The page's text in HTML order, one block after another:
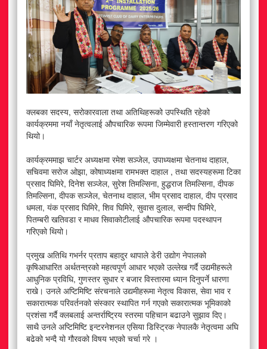
क्लबका सदस्य, सरोकारवाला तथा अतिथिहरूको उपस्थिति रहेको
कार्यक्रममा नयाँ नेतृत्वलाई औपचारिक रूपमा जिम्मेवारी हस्तान्तरण गरिएको
थियो।
कार्यक्रममाझ चार्टर अध्यक्षमा रमेश सञ्जेल, उपाध्यक्षमा चेतनाथ दाहाल,
सचिवमा सरोज ओझा, कोषाध्यक्षमा रामभक्त दाहाल , तथा सदस्यहरूमा टिका
प्रसाद घिमिरे, दिनेश सञ्जेल, सुरेश तिमल्सिना, हुद्धराज तिमल्सिना, दीपक
तिमल्सिना, दीपक सञ्जेल, चेतनाथ दाहाल, भीम प्रसाद दाहाल, दीप प्रसाद
धमला, यंक प्रसाद घिमिरे, शिव घिमिरे, सुवास दुलाल, सन्दीप घिमिरे,
पितम्बरी खतिवडा र माधव सिवाकोटीलाई औपचारिक रूपमा पदस्थापन
गरिएको थियो।
प्रमुख अतिथि गभर्नर प्रताप बहादुर थापाले डेरी उद्योग नेपालको
कृषिआधारित अर्थतन्त्रको महत्वपूर्ण आधार भएको उल्लेख गर्दै उद्यमीहरूले
आधुनिक प्रविधि, गुणस्तर सुधार र बजार विस्तारमा ध्यान दिनुपर्ने धारणा
राखे। उनले अप्टिमिष्टि संरचनाले उद्यमीहरूमा नेतृत्व विकास, सेवा भाव र
सकारात्मक परिवर्तनको संस्कार स्थापित गर्न गएको सकारात्मक भूमिकाको
प्रशंसा गर्दै क्लबलाई अन्तर्राष्ट्रिय स्तरमा पहिचान बढाउने सुझाव दिए।
साथै उनले अप्टिमिष्टि इन्टरनेशनल एसिया डिस्ट्रिक नेपालकै नेतृत्वमा अघि
बढेको भन्दै यो गौरवको विषय भएको चर्चा गरे ।